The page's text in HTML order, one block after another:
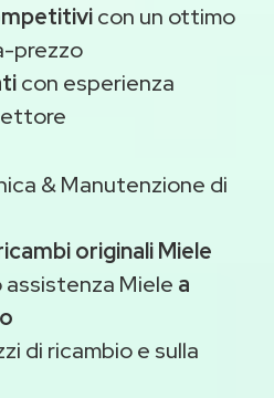
con un ottimo
prezzo
con esperienza
& Manutenzione di
originali Miele
Miele a
di ricambio e sulla